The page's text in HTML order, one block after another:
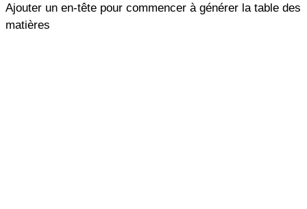
Ajouter un en-tête pour commencer à générer la table des
matières